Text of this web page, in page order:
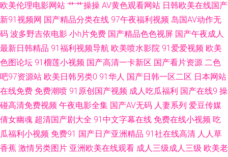
www91牛cw 亚洲色www 超碰免费人妻97 少妇影院 大香蕉伊人色 免费看51
久草福利1 户外露出视频在线观看 东方av发布网在线 www91插插插 91视频
综合网站 91福利社视频国产精品 91超碰在线网站 91大神精品 影音先锋日韩
av 欧美人妖 91偷拍网 久久最新视频国 91tv免费的视频 国产精品自产久久
午夜久草资源站 传媒卡一卡二传媒 丝袜妈妈舔穴穴 91在线观看免费蜜桃 麻
豆精品无码 91国产视频在线播放 国产又黄又色 亚州人人色 白丝被艹 人妖射
欧美伦理电影网站 艹艹操操 AV黄色观看网站 日韩欧美在线国产
新91视频网 国产精品分类在线 97午夜福利视频 岛国AV动作无
码 波多野吉依电影 小h片免费 国产精品色色视屏 国产午夜成人
最新日韩精品 91福利视频导航 欧美喷水影院 91爱爱视频 欧美
色图论坛 91榴莲小视频 国产高清一卡新区 国产看片资源 二色
吧97资源站 欧美日韩另类0 91华人 国产日韩一区二区 日本网站
在线免费 免费潮喷 91原创国产视频 成人吃瓜福利 国产在线9 操
碰高清免费视频 午夜电影全集 国产AV无码 人妻系列 爱豆传媒
倩女幽魂 超清国产剧大全 91中文字幕在线 免费在线小视频 吃
瓜福利小视频 免费91 国产日产亚洲精品 91社在线高清 人人草
香蕉 激情另类图片 亚洲欧美在线观看 成人三级成人三级 欧美老